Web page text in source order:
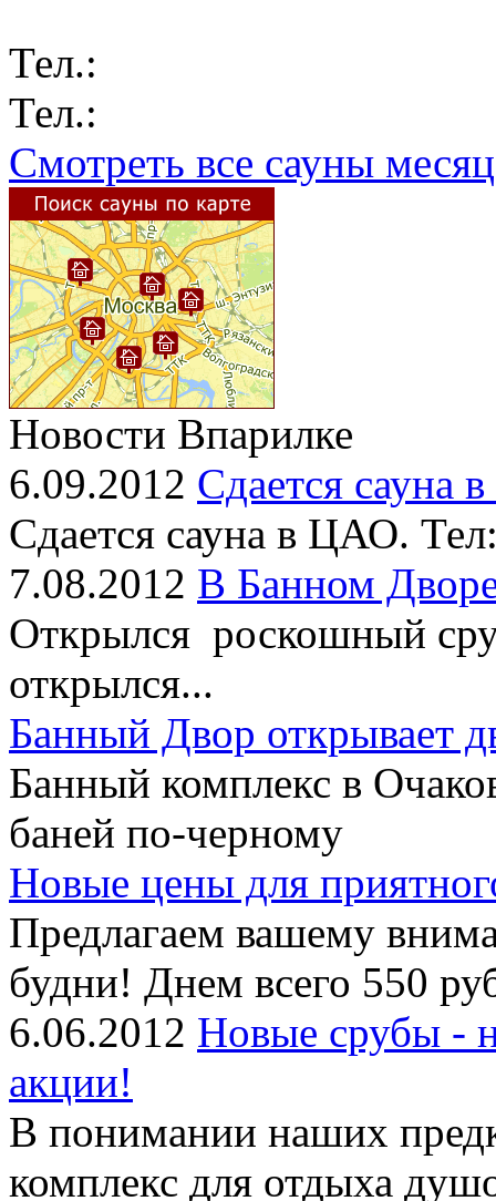
Тел.:
Тел.:
Смотреть все сауны
Новости Впарилке
6.09.2012 Сдается сауна
Сдается сауна в ЦАО.
7.08.2012 В Банном
Открылся роскошный
открылся...
Банный Двор открывает
Банный комплекс в
баней по-черному
Новые цены для
Предлагаем вашему
будни! Днем всего 550
6.06.2012 Новые срубы -
акции!
В понимании наших
комплекс для отдыха